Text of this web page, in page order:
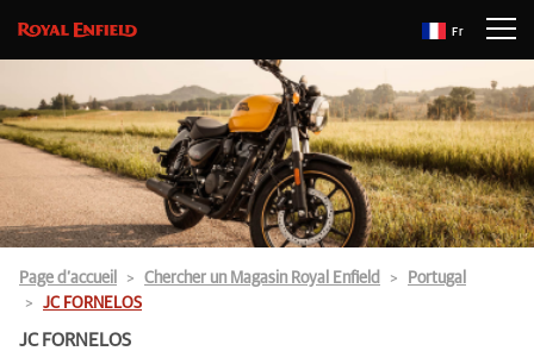
Fr
Page d’accueil Chercher un Magasin Royal Enfield
Portugal
JC FORNELOS
JC FORNELOS